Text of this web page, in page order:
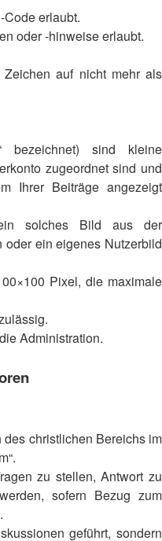
erlaubt.
oder -hinweise erlaubt.
auf nicht mehr als
bezeichnet) sind kleine
zugeordnet sind und
Ihrer Beiträge angezeigt
solches Bild aus der
ein eigenes Nutzerbild
Pixel, die maximale
Administration.
christlichen Bereichs im
zu stellen, Antwort zu
sofern Bezug zum
geführt, sondern